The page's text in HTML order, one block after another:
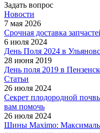
Задать вопрос
Новости
7 мая 2026
Срочная доставка
6 июля 2024
День Поля 2024 в
28 июня 2019
День поля 2019 в
Статьи
26 июля 2024
Секрет плодородной
вам помочь
26 июля 2024
Шины Maximo: